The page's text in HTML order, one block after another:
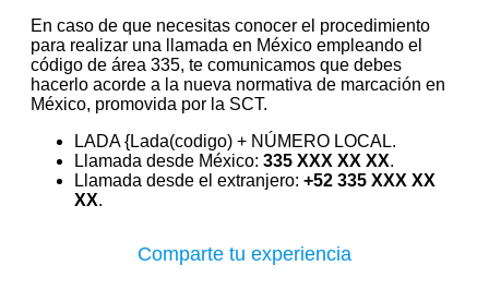
En caso de que necesitas conocer el procedimiento
para realizar una llamada en México empleando el
código de área 335, te comunicamos que debes
hacerlo acorde a la nueva normativa de marcación en
México, promovida por la SCT.
LADA {Lada(codigo) + NÚMERO LOCAL.
Llamada desde México: 335 XXX XX XX.
Llamada desde el extranjero: +52 335 XXX XX
XX.
Comparte tu experiencia